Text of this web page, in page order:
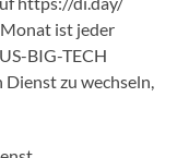
ist jeder
BIG-TECH
zu wechseln,